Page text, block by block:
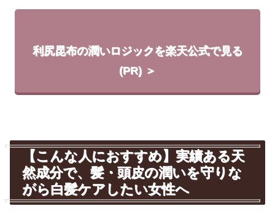
利尻昆布の潤いロジックを楽天公式で見る
(PR) ＞
【こんな人におすすめ】実績ある天
然成分で、髪・頭皮の潤いを守りな
がら白髪ケアしたい女性へ